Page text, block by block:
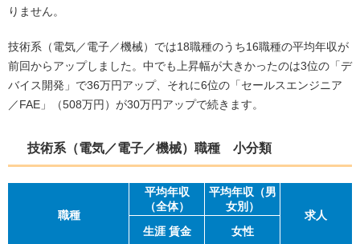
りません。
技術系（電気／電子／機械）では18職種のうち16職種の平均年収が
前回からアップしました。中でも上昇幅が大きかったのは3位の「デ
バイス開発」で36万円アップ、それに6位の「セールスエンジニア
／FAE」（508万円）が30万円アップで続きます。
技術系（電気／電子／機械）職種 小分類
職種
平均年収
（全体）
平均年収（男
女別）
求人
生涯賃金 女性